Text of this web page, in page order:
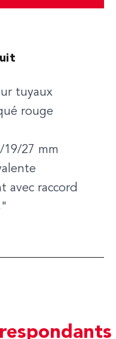
tuyaux
rouge
19/27 mm
avec raccord